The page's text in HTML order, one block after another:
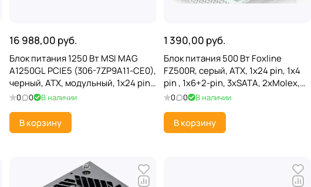
16 988,00 руб.
Блок питания 1250 Вт MSI MAG
A1250GL PCIE5 (306-7ZP9A11-CE0),
черный, ATX, модульный, 1x24 pin,
2x4+4 pin, 4x6+2 pin, 16 pin (12V-
0 0 В наличии
В корзину
1 390,00 руб.
Блок питания 500 Вт Foxline
FZ500R, серый, ATX, 1x24 pin, 1x4
pin , 1x6+2-pin, 3xSATA, 2xMolex,
OEM
0 0 В наличии
В корзину